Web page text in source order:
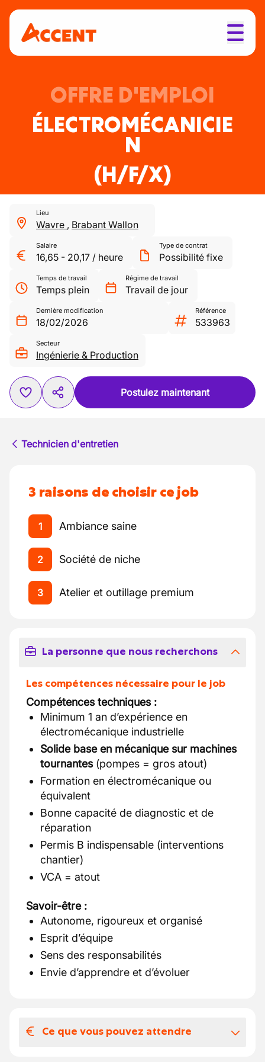
OFFRE D'EMPLOI
ÉLECTROMÉCANICIE
N
(H/F/X)
Lieu
Wavre , Brabant Wallon
Salaire
16,65 - 20,17 / heure
Type de contrat
Possibilité fixe
Temps de travail
Temps plein
Régime de travail
Travail de jour
Dernière modification
18/02/2026
Référence
533963
Secteur
Ingénierie & Production
Postulez maintenant
Technicien d'entretien
3 raisons de choisir ce job
1 Ambiance saine
2 Société de niche
3 Atelier et outillage premium
La personne que nous recherchons
Les compétences nécessaire pour le job
Compétences techniques :
Minimum 1 an d’expérience en
électromécanique industrielle
Solide base en mécanique sur machines
tournantes(pompes = gros atout)
Formation en électromécanique ou
équivalent
Bonne capacité de diagnostic et de
réparation
Permis B indispensable (interventions
chantier)
VCA = atout
Savoir-être :
Autonome, rigoureux et organisé
Esprit d’équipe
Sens des responsabilités
Envie d’apprendre et d’évoluer
Ce que vous pouvez attendre